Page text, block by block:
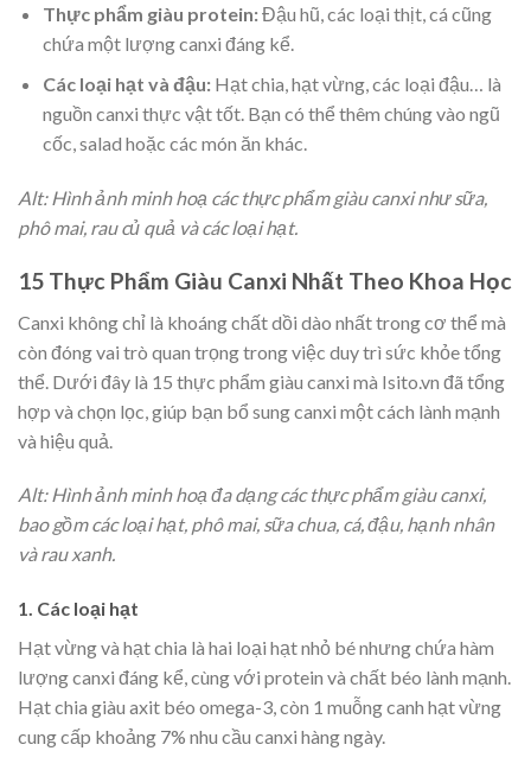
Thực phẩm giàu protein:Đậu hũ, các loại thịt, cá cũng
chứa một lượng canxi đáng kể.
Các loại hạt và đậu:Hạt chia, hạt vừng, các loại đậu… là
nguồn canxi thực vật tốt. Bạn có thể thêm chúng vào ngũ
cốc, salad hoặc các món ăn khác.
Alt: Hình ảnh minh hoạ các thực phẩm giàu canxi như sữa,
phô mai, rau củ quả và các loại hạt.
15 Thực Phẩm Giàu Canxi Nhất Theo Khoa Học
Canxi không chỉ là khoáng chất dồi dào nhất trong cơ thể mà
còn đóng vai trò quan trọng trong việc duy trì sức khỏe tổng
thể. Dưới đây là 15 thực phẩm giàu canxi mà Isito.vn đã tổng
hợp và chọn lọc, giúp bạn bổ sung canxi một cách lành mạnh
và hiệu quả.
Alt: Hình ảnh minh hoạ đa dạng các thực phẩm giàu canxi,
bao gồm các loại hạt, phô mai, sữa chua, cá, đậu, hạnh nhân
và rau xanh.
1. Các loại hạt
Hạt vừng và hạt chia là hai loại hạt nhỏ bé nhưng chứa hàm
lượng canxi đáng kể, cùng với protein và chất béo lành mạnh.
Hạt chia giàu axit béo omega-3, còn 1 muỗng canh hạt vừng
cung cấp khoảng 7% nhu cầu canxi hàng ngày.